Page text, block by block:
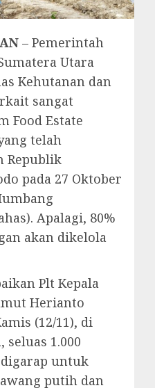
– Pemerintah
Utara
Kehutanan dan
sangat
Food Estate
telah
Republik
pada 27 Oktober
Apalagi, 80%
akan dikelola
Plt Kepala
Herianto
(12/11), di
1.000
untuk
putih dan